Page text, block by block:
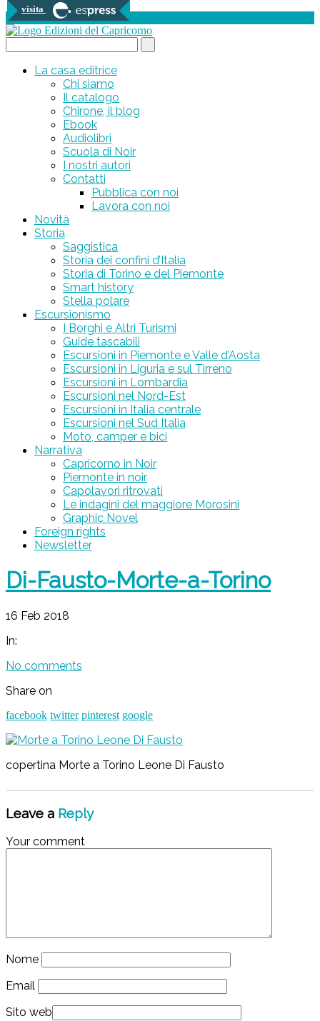
visita
0 prodotti
La casa editrice
Chi siamo
Il catalogo
Chirone, il blog
Ebook
Audiolibri
Scuola di Noir
I nostri autori
Contatti
Pubblica con noi
Lavora con noi
Novità
Storia
Saggistica
Storia dei confini d’Italia
Storia di Torino e del Piemonte
Smart history
Stella polare
Escursionismo
I Borghi e Altri Turismi
Guide tascabili
Escursioni in Piemonte e Valle d’Aosta
Escursioni in Liguria e sul Tirreno
Escursioni in Lombardia
Escursioni nel Nord-Est
Escursioni in Italia centrale
Escursioni nel Sud Italia
Moto, camper e bici
Narrativa
Capricorno in Noir
Piemonte in noir
Capolavori ritrovati
Le indagini del maggiore Morosini
Graphic Novel
Foreign rights
Newsletter
Di-Fausto-Morte-a-Torino
16 Feb 2018
In:
No comments
Share on
facebook twitter pinterest google
copertina Morte a Torino Leone Di Fausto
Leave a Reply
Your comment
Nome
Email
Sito web